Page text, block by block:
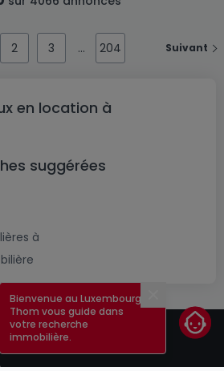
2 3 204 Suivant
en location à
suggérées
à
Fermer
Bienvenue au Luxembourg !
Thom vous guide dans
votre recherche
immobilière.